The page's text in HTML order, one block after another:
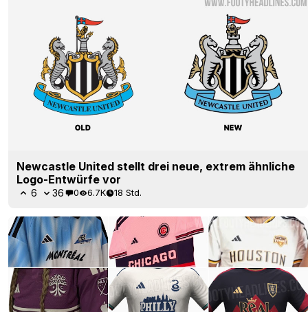
Newcastle United stellt drei neue, extrem ähnliche
Logo-Entwürfe vor
6 36 0 6.7K 18 Std.